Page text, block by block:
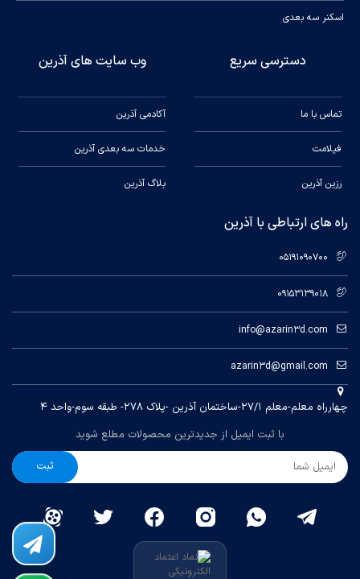
اسکنر سه بعدی
دسترسی سریع
تماس با ما
فیلامت
رزین آذرین
وب سایت های آذرین
آکادمی آذرین
خدمات سه بعدی آذرین
بلاگ آذرین
راه های ارتباطی با آذرین
05191090700
09153139018
info@azarin3d.com
azarin3d@gmail.com
چهارراه معلم-معلم ۲۷/۱-ساختمان آذرین -پلاک ۲۷۸- طبقه سوم-واحد ۴
با ثبت ایمیل از جدیدترین محصولات مطلع شوید
ثبت